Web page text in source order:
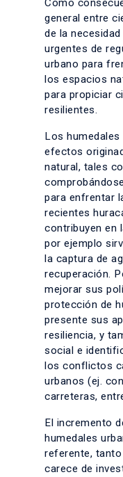
Como
general entre
de la
urgentes de
urbano para
los espacios
para propiciar
resilientes.
Los
efectos
natural, tales
para enfrentar
recientes
contribuyen en
por ejemplo
la captura de
recuperación.
mejorar sus
protección de
presente sus
resiliencia, y
social e
los conflictos
urbanos (ej.
carreteras,
El incremento
humedales
referente,
carece de